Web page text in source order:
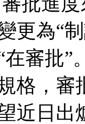
更為“
審批”
格，審
近日出